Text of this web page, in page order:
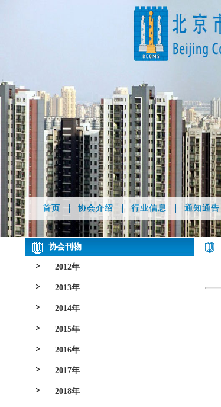
首页 协会介绍 行业信息 通知通告
协会刊物
2012年
2013年
2014年
2015年
2016年
2017年
2018年